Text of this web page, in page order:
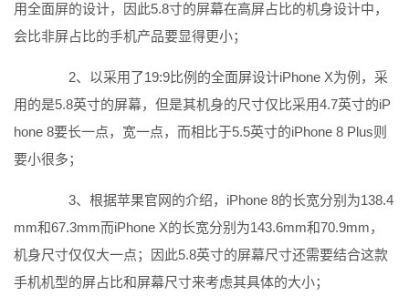
用全面屏的设计，因此5.8寸的屏幕在高屏占比的机身设计中，
会比非屏占比的手机产品要显得更小；
2、以采用了19:9比例的全面屏设计iPhone X为例，采
用的是5.8英寸的屏幕，但是其机身的尺寸仅比采用4.7英寸的iP
hone 8要长一点，宽一点，而相比于5.5英寸的iPhone 8 Plus则
要小很多；
3、根据苹果官网的介绍，iPhone 8的长宽分别为138.4
mm和67.3mm而iPhone X的长宽分别为143.6mm和70.9mm，
机身尺寸仅仅大一点；因此5.8英寸的屏幕尺寸还需要结合这款
手机机型的屏占比和屏幕尺寸来考虑其具体的大小；